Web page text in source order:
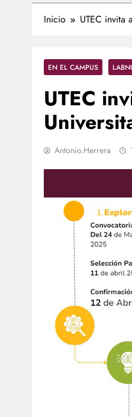
Inicio UTEC invita
EN EL CAMPUS
UTEC
Antonio.herrera